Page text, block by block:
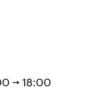
→ 18:00